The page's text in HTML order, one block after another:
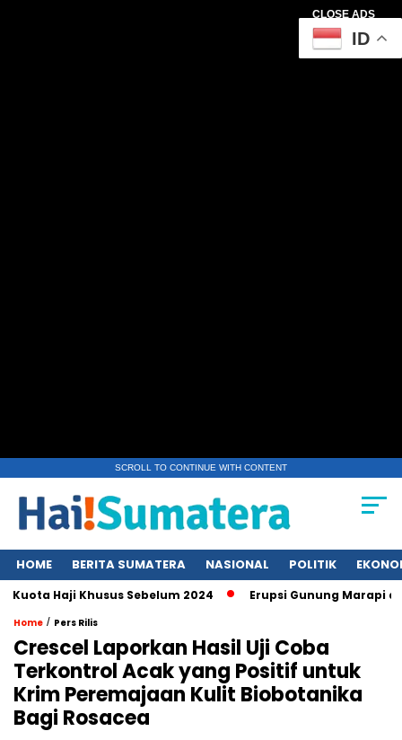
CLOSE ADS
SCROLL TO CONTINUE WITH CONTENT
HOME BERITA SUMATERA NASIONAL POLITIK
Haji Khusus Sebelum 2024 Erupsi Gunung Marapi di
Home / Pers Rilis
Crescel Laporkan Hasil Uji Coba
Terkontrol Acak yang Positif untuk
Krim Peremajaan Kulit Biobotanika
Bagi Rosacea
ID